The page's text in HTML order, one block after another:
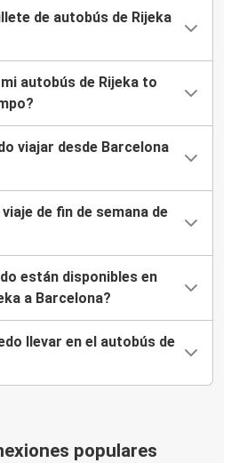
de autobús de Rijeka
autobús de Rijeka to
viajar desde Barcelona
de fin de semana de
están disponibles en
a Barcelona?
llevar en el autobús de
populares